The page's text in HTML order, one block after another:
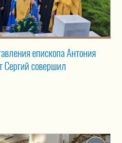
епископа Антония
Сергий совершил